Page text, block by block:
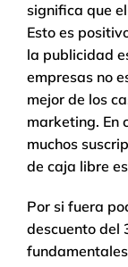
significa que
Esto es
la publicidad
empresas no
mejor de los
marketing. En
muchos
de caja libre
Por si fuera
descuento del